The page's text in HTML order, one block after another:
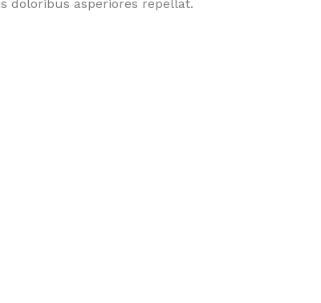
doloribus asperiores repellat.